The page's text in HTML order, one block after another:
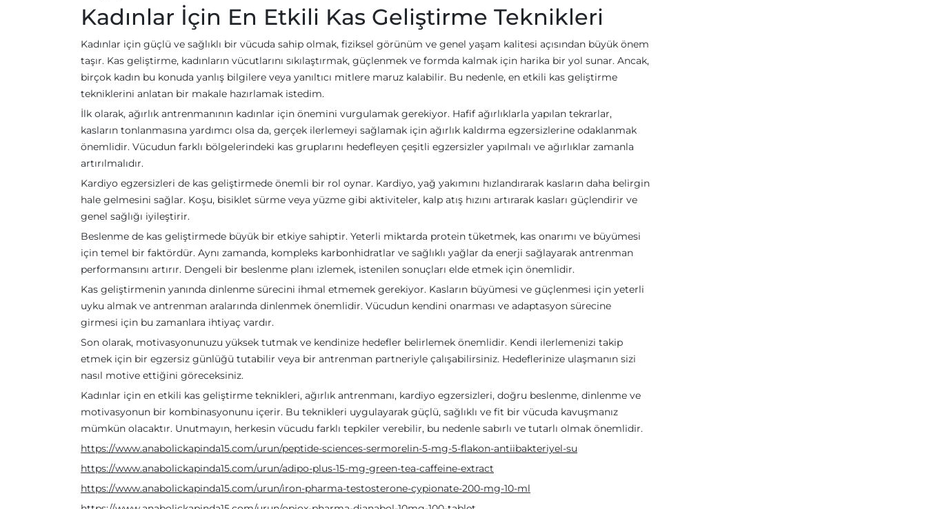
Kadınlar İçin En Etkili Kas Geliştirme Teknikleri
Kadınlar için güçlü ve sağlıklı bir vücuda sahip olmak, fiziksel görünüm ve genel yaşam kalitesi açısından büyük önem
taşır. Kas geliştirme, kadınların vücutlarını sıkılaştırmak, güçlenmek ve formda kalmak için harika bir yol sunar. Ancak,
birçok kadın bu konuda yanlış bilgilere veya yanıltıcı mitlere maruz kalabilir. Bu nedenle, en etkili kas geliştirme
tekniklerini anlatan bir makale hazırlamak istedim.
İlk olarak, ağırlık antrenmanının kadınlar için önemini vurgulamak gerekiyor. Hafif ağırlıklarla yapılan tekrarlar,
kasların tonlanmasına yardımcı olsa da, gerçek ilerlemeyi sağlamak için ağırlık kaldırma egzersizlerine odaklanmak
önemlidir. Vücudun farklı bölgelerindeki kas gruplarını hedefleyen çeşitli egzersizler yapılmalı ve ağırlıklar zamanla
artırılmalıdır.
Kardiyo egzersizleri de kas geliştirmede önemli bir rol oynar. Kardiyo, yağ yakımını hızlandırarak kasların daha belirgin
hale gelmesini sağlar. Koşu, bisiklet sürme veya yüzme gibi aktiviteler, kalp atış hızını artırarak kasları güçlendirir ve
genel sağlığı iyileştirir.
Beslenme de kas geliştirmede büyük bir etkiye sahiptir. Yeterli miktarda protein tüketmek, kas onarımı ve büyümesi
için temel bir faktördür. Aynı zamanda, kompleks karbonhidratlar ve sağlıklı yağlar da enerji sağlayarak antrenman
performansını artırır. Dengeli bir beslenme planı izlemek, istenilen sonuçları elde etmek için önemlidir.
Kas geliştirmenin yanında dinlenme sürecini ihmal etmemek gerekiyor. Kasların büyümesi ve güçlenmesi için yeterli
uyku almak ve antrenman aralarında dinlenmek önemlidir. Vücudun kendini onarması ve adaptasyon sürecine
girmesi için bu zamanlara ihtiyaç vardır.
Son olarak, motivasyonunuzu yüksek tutmak ve kendinize hedefler belirlemek önemlidir. Kendi ilerlemenizi takip
etmek için bir egzersiz günlüğü tutabilir veya bir antrenman partneriyle çalışabilirsiniz. Hedeflerinize ulaşmanın sizi
nasıl motive ettiğini göreceksiniz.
Kadınlar için en etkili kas geliştirme teknikleri, ağırlık antrenmanı, kardiyo egzersizleri, doğru beslenme, dinlenme ve
motivasyonun bir kombinasyonunu içerir. Bu teknikleri uygulayarak güçlü, sağlıklı ve fit bir vücuda kavuşmanız
mümkün olacaktır. Unutmayın, herkesin vücudu farklı tepkiler verebilir, bu nedenle sabırlı ve tutarlı olmak önemlidir.
https://www.anabolickapinda15.com/urun/peptide-sciences-sermorelin-5-mg-5-flakon-antiibakteriyel-su
https://www.anabolickapinda15.com/urun/adipo-plus-15-mg-green-tea-caffeine-extract
https://www.anabolickapinda15.com/urun/iron-pharma-testosterone-cypionate-200-mg-10-ml